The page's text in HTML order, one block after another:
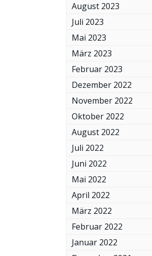
August 2023
Juli 2023
Mai 2023
März 2023
Februar 2023
Dezember 2022
November 2022
Oktober 2022
August 2022
Juli 2022
Juni 2022
Mai 2022
April 2022
März 2022
Februar 2022
Januar 2022